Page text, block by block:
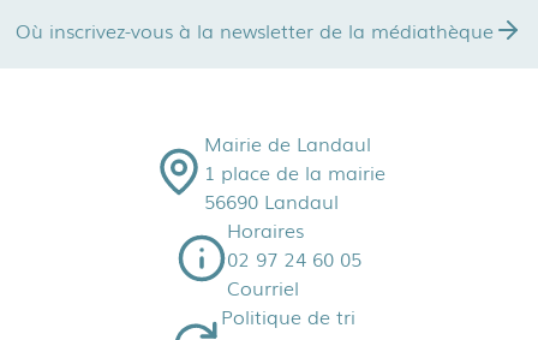
Où inscrivez-vous à la newsletter de la médiathèque
Mairie de Landaul
1 place de la mairie
56690 Landaul
Horaires
02 97 24 60 05
Courriel
Politique de tri